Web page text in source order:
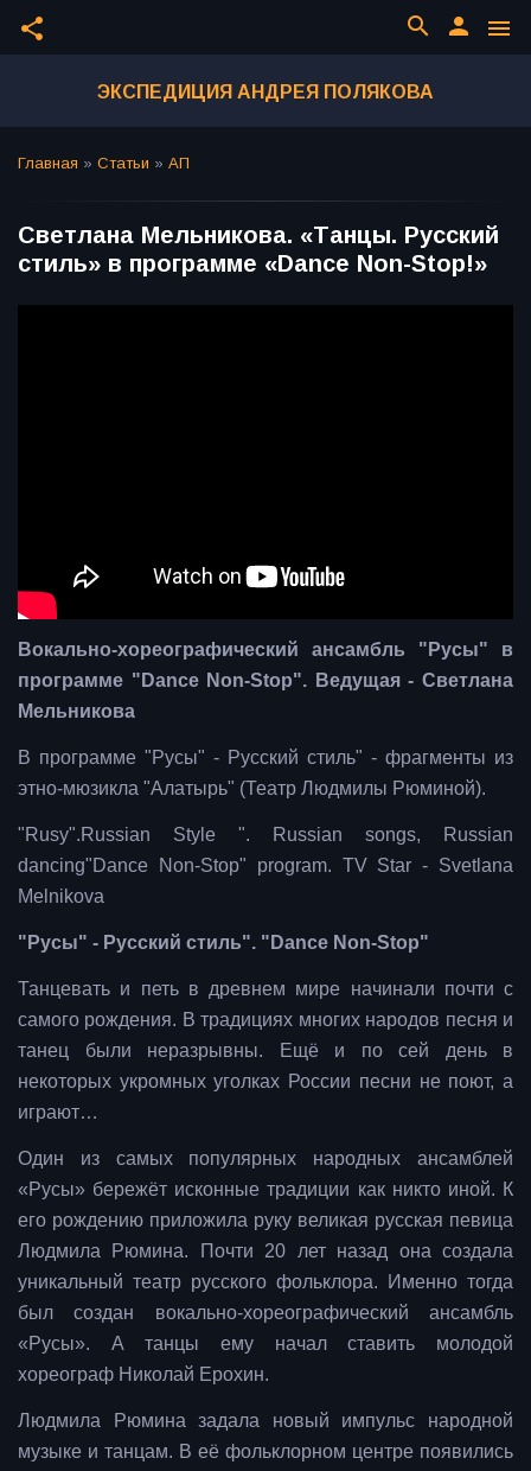
share menu
person
search
ЭКСПЕДИЦИЯ АНДРЕЯ ПОЛЯКОВА
Главная » Статьи » АП
Светлана Мельникова. «Танцы. Русский
стиль» в программе «Dance Non-Stop!»
Вокально-хореографический ансамбль "Русы" в
программе "Dance Non-Stop". Ведущая - Светлана
Мельникова
В программе "Русы" - Русский стиль" - фрагменты из
этно-мюзикла "Алатырь" (Театр Людмилы Рюминой).
"Rusy".Russian Style ". Russian songs, Russian
dancing"Dance Non-Stop" program. TV Star - Svetlana
Melnikova
"Русы" - Русский стиль". "Dance Non-Stop"
Танцевать и петь в древнем мире начинали почти с
самого рождения. В традициях многих народов песня и
танец были неразрывны. Ещё и по сей день в
некоторых укромных уголках России песни не поют, а
играют…
Один из самых популярных народных ансамблей
«Русы» бережёт исконные традиции как никто иной. К
его рождению приложила руку великая русская певица
Людмила Рюмина. Почти 20 лет назад она создала
уникальный театр русского фольклора. Именно тогда
был создан вокально-хореографический ансамбль
«Русы». А танцы ему начал ставить молодой
хореограф Николай Ерохин.
Людмила Рюмина задала новый импульс народной
музыке и танцам. В её фольклорном центре появились